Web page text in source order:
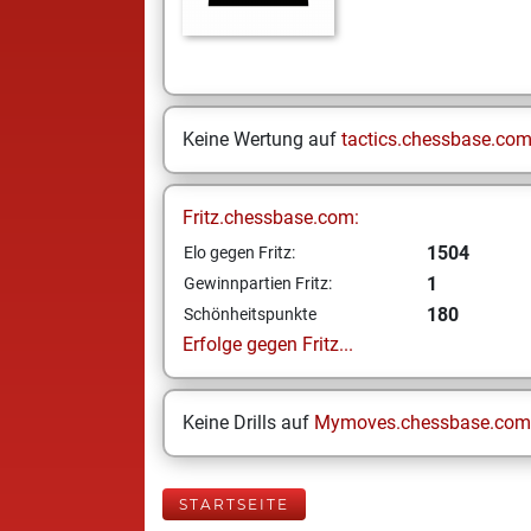
Keine Wertung auf tactics.chessbase.com
Fritz.chessbase.com:
Elo gegen Fritz: 1504
Gewinnpartien Fritz: 1
Schönheitspunkte
180
Erfolge gegen Fritz...
Keine Drills auf Mymoves.chessbase.com
STARTSEITE